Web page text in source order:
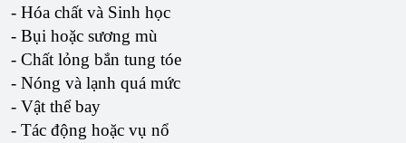
- Hóa chất và Sinh học
- Bụi hoặc sương mù
- Chất lỏng bắn tung tóe
- Nóng và lạnh quá mức
- Vật thể bay
- Tác động hoặc vụ nổ